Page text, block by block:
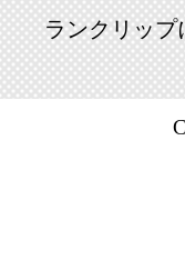
ランクリップ